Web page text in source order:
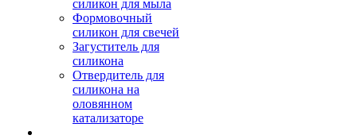
силикон для мыла
Формовочный
силикон для свечей
Загуститель для
силикона
Отвердитель для
силикона на
оловянном
катализаторе